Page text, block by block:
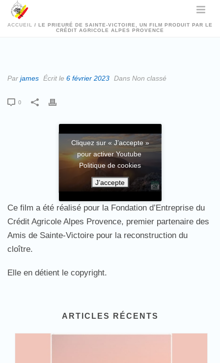
ACCUEIL / LE PRIEURÉ DE SAINTE-VICTOIRE, UN FILM PRODUIT PAR LE
CRÉDIT AGRICOLE ALPES PROVENCE
Par james Écrit le 6 février 2023 Dans Non classé
0
Cliquez sur « J’accepte »
pour activer Youtube
Politique de cookies
J’accepte
Ce film a été réalisé pour la Fondation d’Entreprise du
Crédit Agricole Alpes Provence, premier partenaire des
Amis de Sainte-Victoire pour la reconstruction du
cloître.
Elle en détient le copyright.
ARTICLES RÉCENTS